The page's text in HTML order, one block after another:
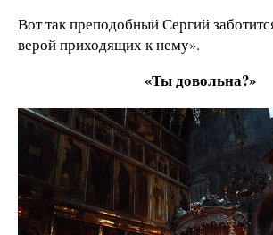
Вот так преподобный Сергий
верой приходящих к нему».
«Ты довольна?»